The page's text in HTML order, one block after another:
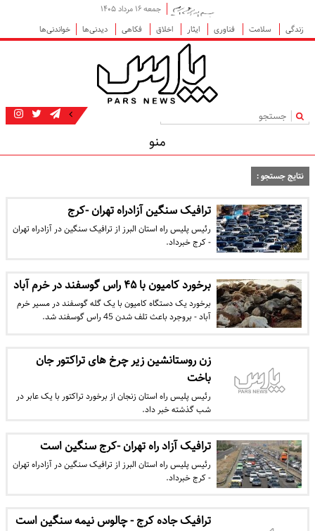
جمعه ۱۶ مرداد ۱۴۰۵
زندگی
سلامت فناوری ایثار اخلاق فکاهی دیدنی‌ها خواندنی‌ها
|
منو
نتایج جستجو :
ترافیک سنگین آزادراه تهران -کرج
رئیس پلیس راه استان البرز از ترافیک سنگین در آزادراه تهران
- کرج خبرداد.
برخورد کامیون با ۴۵ راس گوسفند در خرم آباد
برخورد یک دستگاه کامیون با یک گله گوسفند در مسیر خرم
آباد - بروجرد باعث تلف شدن 45 راس گوسفند شد.
زن روستانشین زیر چرخ های تراکتور جان
باخت
رئیس پلیس راه استان زنجان از برخورد تراکتور با یک عابر در
شب گذشته خبر داد.
ترافیک آزاد راه تهران -کرج سنگین است
رئیس پلیس راه استان البرز از ترافیک سنگین در آزادراه تهران
- کرج خبرداد.
ترافیک جاده کرج - چالوس نیمه سنگین است